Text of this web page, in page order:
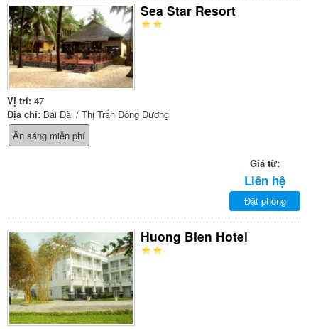
Sea Star Resort
Vị trí: 47
Địa chỉ: Bãi Dài / Thị Trấn Đông Dương
Ăn sáng miễn phí
Giá từ:
Liên hệ
Đặt phòng
Huong Bien Hotel